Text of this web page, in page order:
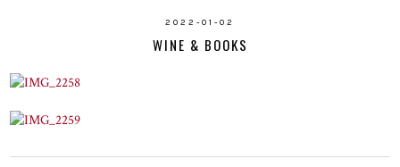
2022-01-02
WINE & BOOKS